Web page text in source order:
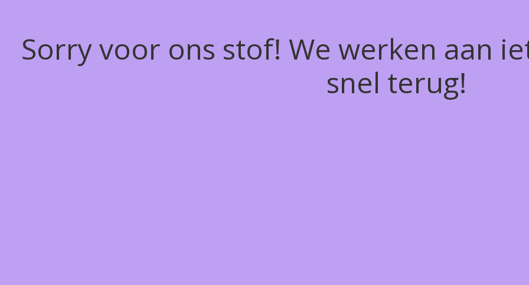
Sorry voor ons stof! We werken aan
snel terug!